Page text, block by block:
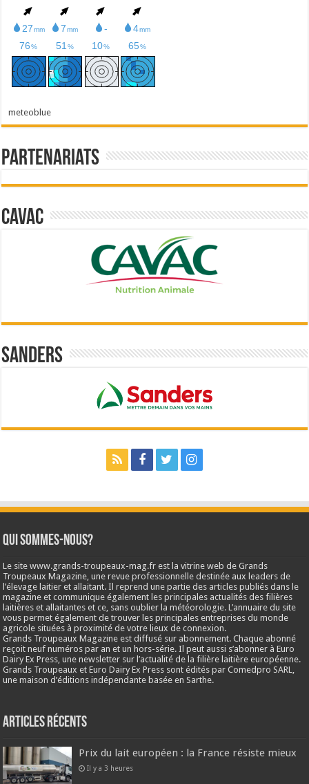
meteoblue
Partenariats
Cavac
Sanders
Qui sommes-nous?
Le site www.grands-troupeaux-mag.fr est la vitrine web de Grands
Troupeaux Magazine, une revue professionnelle destinée aux leaders de
l’élevage laitier et allaitant. Il reprend une partie des articles publiés dans le
magazine et communique également les principales actualités des filières
laitières et allaitantes et ce, sans oublier la météorologie. L’annuaire du site
vous permet également de trouver les principales entreprises du monde
agricole situées à proximité de votre lieux de connexion.
Grands Troupeaux Magazine est diffusé sur abonnement. Chaque abonné
reçoit neuf numéros par an et un hors-série. Il peut aussi s’abonner à Euro
Dairy Ex Press, une newsletter sur l’actualité de la filière laitière européenne.
Grands Troupeaux et Euro Dairy Ex Press sont édités par Comedpro SARL,
une maison d’éditions indépendante basée en Sarthe.
Articles récents
Prix du lait européen : la France résiste mieux
Il y a 3 heures